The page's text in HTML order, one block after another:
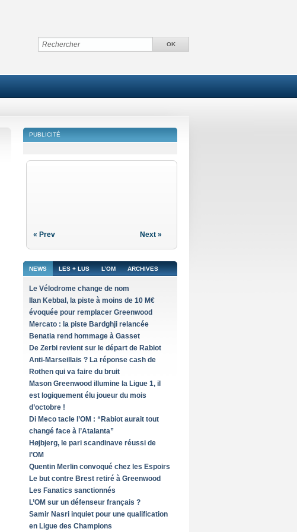
PUBLICITÉ
« Prev Next »
NEWS LES + LUS L’OM ARCHIVES
Le Vélodrome change de nom
Ilan Kebbal, la piste à moins de 10 M€
évoquée pour remplacer Greenwood
Mercato : la piste Bardghji relancée
Benatia rend hommage à Gasset
De Zerbi revient sur le départ de Rabiot
Anti-Marseillais ? La réponse cash de
Rothen qui va faire du bruit
Mason Greenwood illumine la Ligue 1, il
est logiquement élu joueur du mois
d’octobre !
Di Meco tacle l’OM : “Rabiot aurait tout
changé face à l’Atalanta”
Højbjerg, le pari scandinave réussi de
l’OM
Quentin Merlin convoqué chez les Espoirs
Le but contre Brest retiré à Greenwood
Les Fanatics sanctionnés
L’OM sur un défenseur français ?
Samir Nasri inquiet pour une qualification
en Ligue des Champions